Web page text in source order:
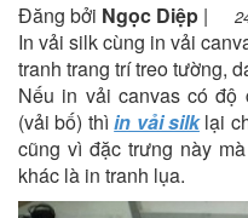
Đăng bởi Ngọc Diệp |
In vải silk cùng in vải
tranh trang trí treo tường,
Nếu in vải canvas có độ
(vải bố) thìin vải silklại
cũng vì đặc trưng này
khác là in tranh lụa.